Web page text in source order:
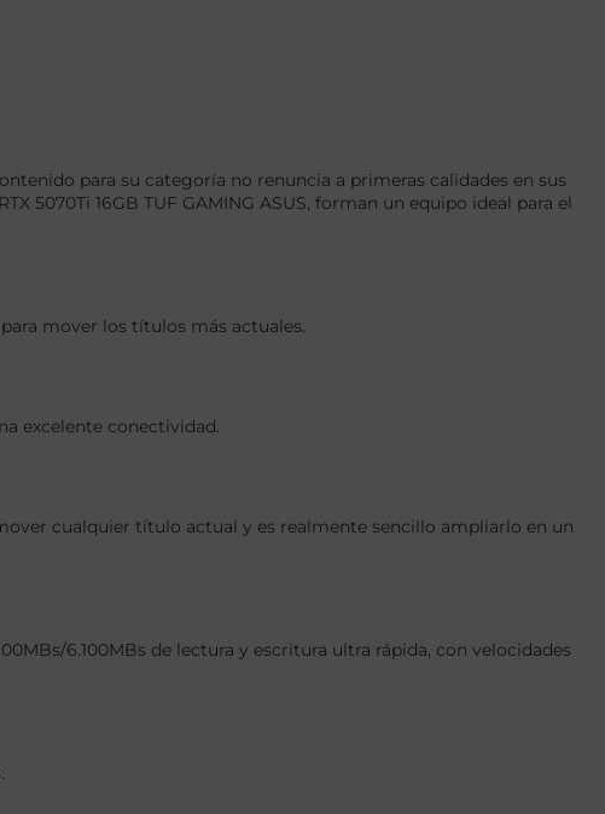
para su categoría no renuncia a primeras calidades en sus
5070Ti 16GB TUF GAMING ASUS, forman un equipo ideal para el
mover los títulos más actuales.
excelente conectividad.
cualquier título actual y es realmente sencillo ampliarlo en un
6.100MBs de lectura y escritura ultra rápida, con velocidades